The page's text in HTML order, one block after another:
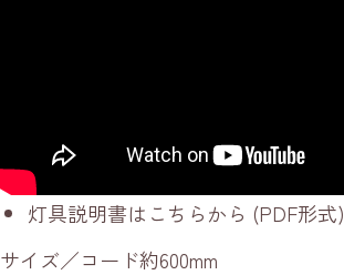
灯具説明書はこちらから (PDF形式)
サイズ／コード約600mm